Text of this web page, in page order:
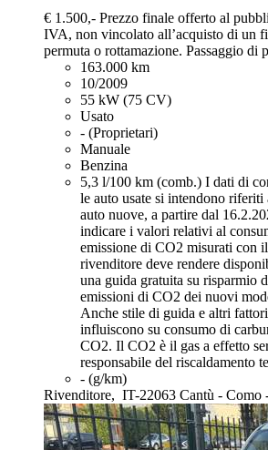
€ 1.500,- Prezzo finale offerto al
IVA, non vincolato all’acquisto di un
permuta o rottamazione. Passaggio di
163.000 km
10/2009
55 kW (75 CV)
Usato
- (Proprietari)
Manuale
Benzina
5,3 l/100 km (comb.) I dati di
le auto usate si intendono
auto nuove, a partire dal
indicare i valori relativi al
emissione di CO2 misurati con
rivenditore deve rendere
una guida gratuita su risparmio
emissioni di CO2 dei nuovi
Anche stile di guida e altri
influiscono su consumo di
CO2. Il CO2 è il gas a effetto
responsabile del riscaldamento
- (g/km)
Rivenditore, IT-22063 Cantù - Como